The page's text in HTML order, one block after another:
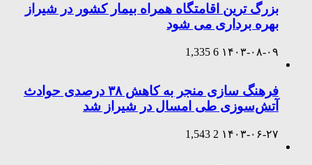
بزرگ ترین اقامتگاه همراه بیمار کشور در شیراز
بهره برداری می شود
۱۴۰۳-۰۸-۰۹ 6
1,335
فرهنگ سازی منجر به کاهش ۳۸ درصدی حوادث
آتش‌سوزی طی امسال در شیراز شد
۱۴۰۳-۰۶-۲۷ 2
1,543